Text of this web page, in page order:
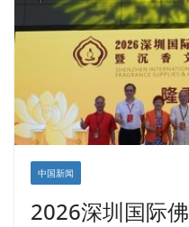
中国新闻
2026深圳国际